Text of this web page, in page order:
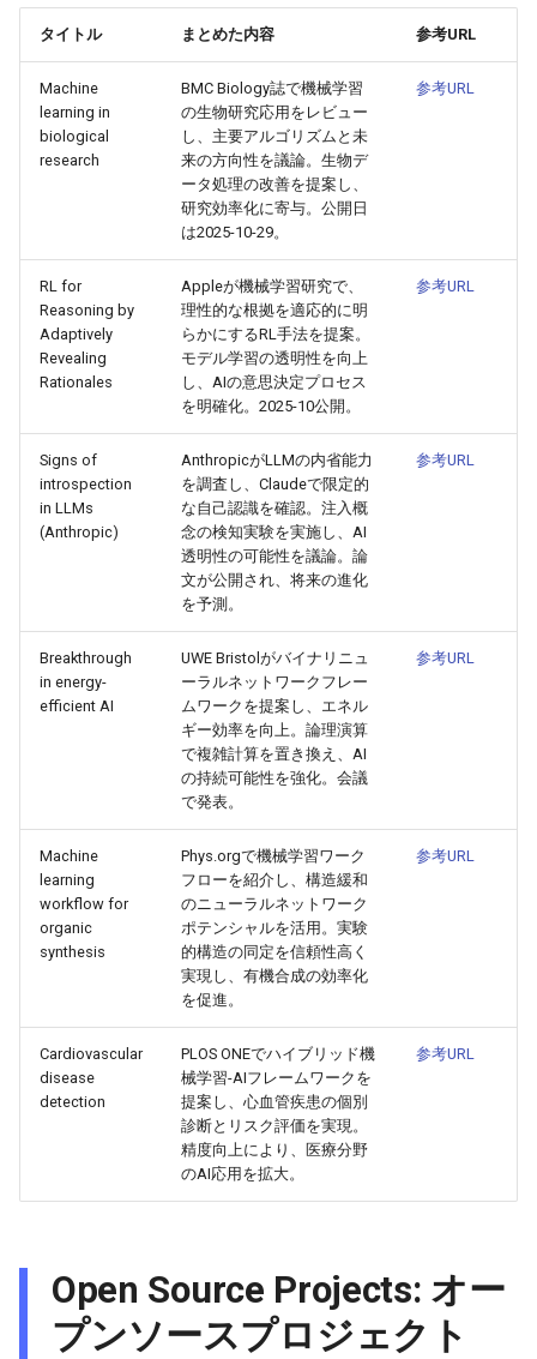
2026-05-14
2026-05-13
2026-05-12
2026-05-11
2026-05-10
2026-05-09
2026-05-08
2026-05-07
2026-05-06
2026-05-05
2026-05-04
2026-05-03
2026-05-01
2026-04-30
2026-04-29
2026-04-28
2026-04-27
2026-04-26
2026-04-24
2026-04-23
2025-10-29
2025-10-28
2025-10-27
2025-10-26
2025-10-25
2025-10-24
2025-10-23
2025-10-22
2025-10-21
2025-10-20
2025-10-19
2025-10-18
2025-10-16
2025-10-15
2025-10-14
2025-10-13
2025-10-12
2025-10-11
2025-10-09
2025-10-08
2026-05-15
2026-05-14
2026-05-13
2026-05-11
2026-05-10
2026-05-08
2026-05-07
2026-05-05
2026-05-04
2026-05-01
2026-04-30
2026-04-28
2026-04-27
2026-04-24
2026-04-23
2026-05-11
2026-05-10
2026-05-09
2026-05-08
2026-05-07
2026-05-06
2026-05-05
2026-05-04
2026-05-03
2026-05-02
2026-05-01
2026-04-30
2026-04-28
2026-04-27
2026-04-26
2026-04-25
2026-04-24
2026-04-23
2026-04-21
2026-04-20
2025-10-29
2025-10-28
2025-10-27
2025-10-26
2025-10-25
2025-10-24
2025-10-23
2025-10-22
2025-10-21
2025-10-20
2025-10-19
2025-10-18
2025-10-16
2025-10-15
2025-10-14
2025-10-13
2025-10-12
2025-10-11
2025-10-09
2025-10-08
2026-05-10
2026-05-09
2026-05-08
2026-05-07
2026-05-06
2026-05-05
2026-05-04
2026-05-03
2026-05-02
2026-05-01
2026-04-30
2026-04-29
2026-04-27
2026-04-26
2026-04-25
2026-04-24
2026-04-23
2026-04-22
2026-04-20
2026-04-19
2025-10-29
2025-10-28
2025-10-27
2025-10-26
2025-10-25
2025-10-24
2025-10-23
2025-10-22
2025-10-21
2025-10-20
2025-10-19
2025-10-18
2025-10-16
2025-10-15
2025-10-14
2025-10-13
2025-10-12
2025-10-11
2025-10-09
2025-10-08
タイトル まとめた内容 参考URL
Machine
learning in
biological
research
BMC Biology誌で機械学習
の生物研究応用をレビュー
し、主要アルゴリズムと未
来の方向性を議論。生物デ
ータ処理の改善を提案し、
研究効率化に寄与。公開日
は2025-10-29。
参考URL
RL for
Reasoning by
Adaptively
Revealing
Rationales
Appleが機械学習研究で、
理性的な根拠を適応的に明
らかにするRL手法を提案。
モデル学習の透明性を向上
し、AIの意思決定プロセス
を明確化。2025-10公開。
参考URL
Signs of
introspection
in LLMs
(Anthropic)
AnthropicがLLMの内省能力
を調査し、Claudeで限定的
な自己認識を確認。注入概
念の検知実験を実施し、AI
透明性の可能性を議論。論
文が公開され、将来の進化
を予測。
参考URL
Breakthrough
in energy-
efficient AI
UWE Bristolがバイナリニュ
ーラルネットワークフレー
ムワークを提案し、エネル
ギー効率を向上。論理演算
で複雑計算を置き換え、AI
の持続可能性を強化。会議
で発表。
参考URL
Machine
learning
workflow for
organic
synthesis
Phys.orgで機械学習ワーク
フローを紹介し、構造緩和
のニューラルネットワーク
ポテンシャルを活用。実験
的構造の同定を信頼性高く
実現し、有機合成の効率化
を促進。
参考URL
Cardiovascular
disease
detection
PLOS ONEでハイブリッド機
械学習-AIフレームワークを
提案し、心血管疾患の個別
診断とリスク評価を実現。
精度向上により、医療分野
のAI応用を拡大。
参考URL
Open Source Projects: オー
プンソースプロジェクト